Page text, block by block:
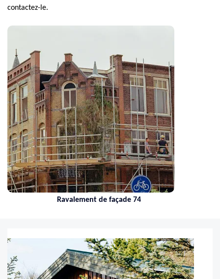
contactez-le.
Ravalement de façade 74